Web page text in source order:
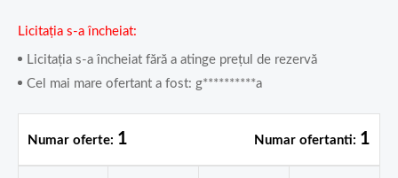
Licitația s-a încheiat
Licitația s-a încheiat fără a atinge prețul de rezervă
Cel mai mare ofertant a fost: g**********a
Numar oferte: 1 Numar ofertanti: 1